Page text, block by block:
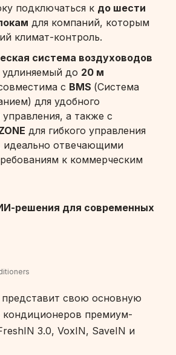
подключаться к до шести
для компаний, которым
климат-контроль.
система воздуховодов
удлиняемый до 20 м
с BMS (Система
для удобного
а также с
для гибкого управления
идеально отвечающими
к коммерческим
решения для современных
свою основную
кондиционеров премиум-
3.0, VoxIN, SaveIN и